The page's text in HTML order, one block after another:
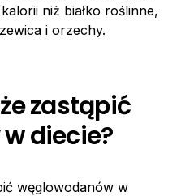
niż białko roślinne,
i orzechy.
zastąpić
diecie?
węglowodanów w